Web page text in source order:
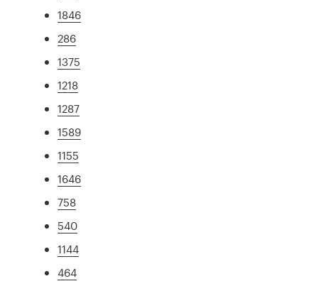
1846
286
1375
1218
1287
1589
1155
1646
758
540
1144
464